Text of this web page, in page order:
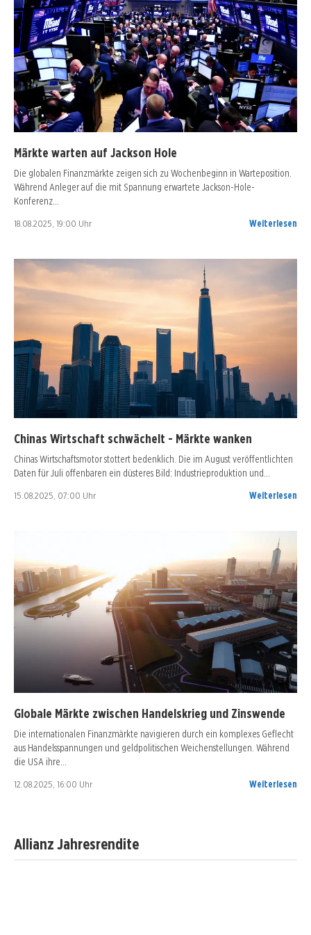
Märkte warten auf Jackson Hole
Die globalen Finanzmärkte zeigen sich zu Wochenbeginn in Warteposition.
Während Anleger auf die mit Spannung erwartete Jackson-Hole-
Konferenz…
18.08.2025, 19:00 Uhr Weiterlesen
Chinas Wirtschaft schwächelt - Märkte wanken
Chinas Wirtschaftsmotor stottert bedenklich. Die im August veröffentlichten
Daten für Juli offenbaren ein düsteres Bild: Industrieproduktion und…
15.08.2025, 07:00 Uhr Weiterlesen
Globale Märkte zwischen Handelskrieg und Zinswende
Die internationalen Finanzmärkte navigieren durch ein komplexes Geflecht
aus Handelsspannungen und geldpolitischen Weichenstellungen. Während
die USA ihre…
12.08.2025, 16:00 Uhr Weiterlesen
Allianz Jahresrendite